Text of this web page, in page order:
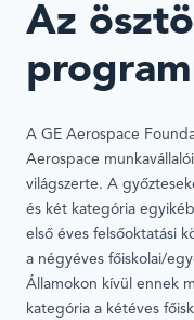
Az
A GE Aerospace
Aerospace
világszerte. A
és két kategória
első éves felsőoktatási
a négyéves főiskolai/
Államokon kívül ennek
kategória a kétéves